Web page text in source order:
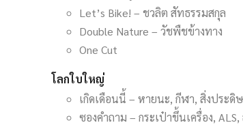
Let’s Bike! – ชวลิต สัทธรรมสกุล
Double Nature – วัชพืชข้างทาง
One Cut
โลกใบใหญ่
เกิดเดือนนี้ – หายนะ, กีฬา, สิ่งประดิ
ซองคำถาม – กระเป๋าขึ้นเครื่อง, ALS,